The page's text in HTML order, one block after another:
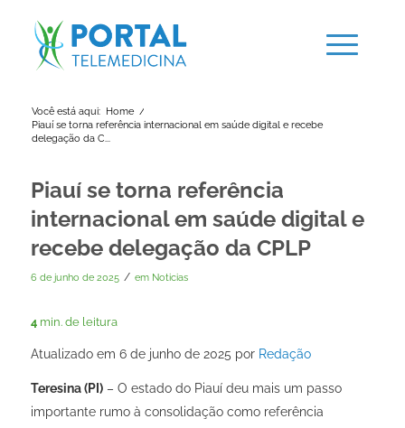
Você está aqui: Home /
Piauí se torna referência internacional em saúde digital e recebe
delegação da C...
Piauí se torna referência
internacional em saúde digital e
recebe delegação da CPLP
6 de junho de 2025 / em Noticias
4 min. de leitura
Atualizado em 6 de junho de 2025 por Redação
Teresina (PI)– O estado do Piauí deu mais um passo
importante rumo à consolidação como referência